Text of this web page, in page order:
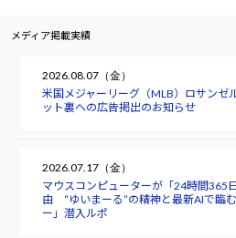
メディア掲載実績
2026.08.07（金）
米国メジャーリーグ（MLB）ロサンゼ
ット裏への広告掲出のお知らせ
2026.07.17（金）
マウスコンピューターが「24時間365
由 “ゆいまーる”の精神と最新AIで臨
ー」潜入ルポ